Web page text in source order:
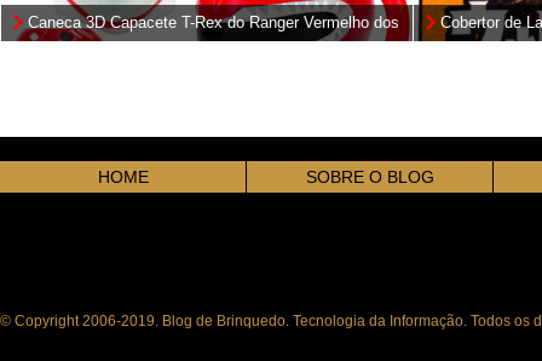
Caneca 3D Capacete T-Rex do Ranger Vermelho dos
Power Rangers
Cobertor de
HOME SOBRE O BLOG
© Copyright 2006-2019. Blog de Brinquedo. Tecnologia da Informação. Todos os